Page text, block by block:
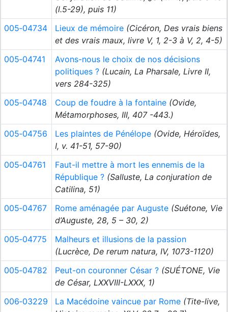
(l.5-29), puis 11)
005‑04734
Lieux de mémoire (Cicéron, Des vrais biens
et des vrais maux, livre V, 1, 2-3 à V, 2, 4-5)
005‑04741
Avons-nous le choix de nos décisions
politiques ? (Lucain, La Pharsale, Livre II,
vers 284-325)
005‑04748
Coup de foudre à la fontaine (Ovide,
Métamorphoses, III, 407 -443.)
005‑04756
Les plaintes de Pénélope (Ovide, Héroïdes,
I, v. 41-51, 57-90)
005‑04761
Faut-il mettre à mort les ennemis de la
République ? (Salluste, La conjuration de
Catilina, 51)
005‑04767
Rome aménagée par Auguste (Suétone, Vie
d’Auguste, 28, 5 – 30, 2)
005‑04775
Malheurs et illusions de la passion
(Lucrèce, De rerum natura, IV, 1073-1120)
005‑04782
Peut-on couronner César ? (SUÉTONE, Vie
de César, LXXVIII-LXXX, 1)
006‑03229
La Macédoine vaincue par Rome (Tite-live,